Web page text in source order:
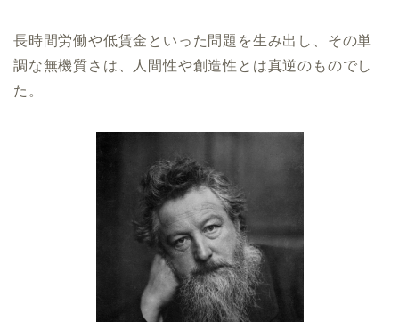
長時間労働や低賃金といった問題を生み出し、その単
調な無機質さは、人間性や創造性とは真逆のものでし
た。